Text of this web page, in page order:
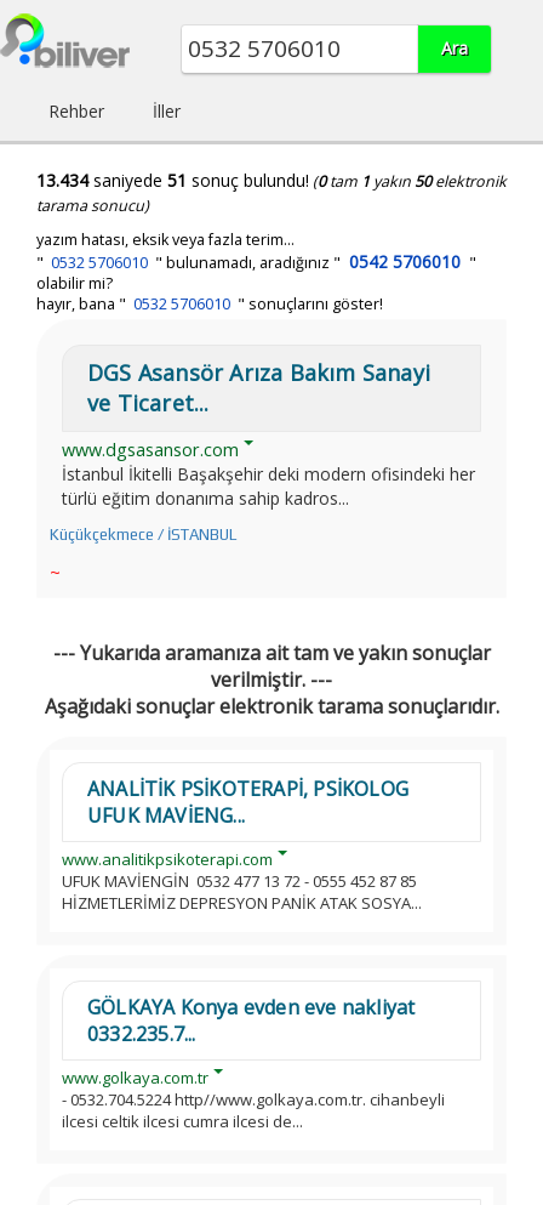
Rehber İller
13.434saniyede 51 sonuç bulundu! (0tam 1 yakın 50elektronik
tarama sonucu)
yazım hatası, eksik veya fazla terim...
" 0532 5706010 " bulunamadı, aradığınız " 0542 5706010 "
olabilir mi?
hayır, bana " 0532 5706010 " sonuçlarını göster!
DGS Asansör Arıza Bakım Sanayi
ve Ticaret...
www.dgsasansor.com
İstanbul İkitelli Başakşehir deki modern ofisindeki her
türlü eğitim donanıma sahip kadros...
Küçükçekmece / İSTANBUL
~
--- Yukarıda aramanıza ait tam ve yakın sonuçlar
verilmiştir. ---
Aşağıdaki sonuçlar elektronik tarama sonuçlarıdır.
ANALİTİK PSİKOTERAPİ, PSİKOLOG
UFUK MAVİENG...
www.analitikpsikoterapi.com
UFUK MAVİENGİN 0532 477 13 72 - 0555 452 87 85
HİZMETLERİMİZ DEPRESYON PANİK ATAK SOSYA...
GÖLKAYA Konya evden eve nakliyat
0332.235.7...
www.golkaya.com.tr
- 0532.704.5224 http//www.golkaya.com.tr. cihanbeyli
ilcesi celtik ilcesi cumra ilcesi de...